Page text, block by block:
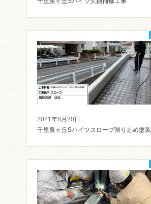
2021年8月20日
千里泉ヶ丘Sハイツスロープ滑り止め塗装